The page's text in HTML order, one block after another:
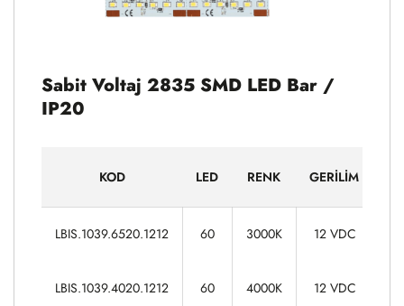
Sabit Voltaj 2835 SMD LED Bar /
IP20
KOD LED RENK GERILIM
LBIS.1039.6520.1212 60 3000K 12 VDC
LBIS.1039.4020.1212 60 4000K 12 VDC